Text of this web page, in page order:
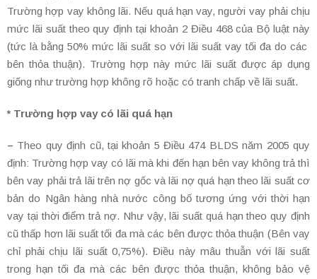
Trường hợp vay không lãi. Nếu quá hạn vay, người vay phải chịu
mức lãi suất theo quy định tại khoản 2 Điều 468 của Bộ luật này
(tức là bằng 50% mức lãi suất so với lãi suất vay tối đa do các
bên thỏa thuận). Trường hợp này mức lãi suất được áp dụng
giống như trường hợp không rõ hoặc có tranh chấp về lãi suất.
* Trường hợp vay có lãi quá hạn
– Theo quy định cũ, tại khoản 5 Điều 474 BLDS năm 2005 quy
định: Trường hợp vay có lãi mà khi đến hạn bên vay không trả thì
bên vay phải trả lãi trên nợ gốc và lãi nợ quá hạn theo lãi suất cơ
bản do Ngân hàng nhà nước công bố tương ứng với thời hạn
vay tại thời điểm trả nợ. Như vậy, lãi suất quá hạn theo quy định
cũ thấp hơn lãi suất tối đa mà các bên được thỏa thuận (Bên vay
chỉ phải chịu lãi suất 0,75%). Điều này mâu thuẫn với lãi suất
trong hạn tối đa mà các bên được thỏa thuận, không bảo vệ